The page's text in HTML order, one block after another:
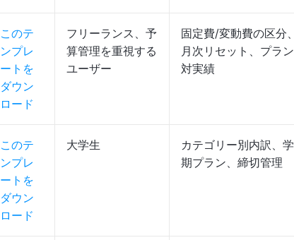
このテ
ンプレ
ートを
ダウン
ロード
フリーランス、予
算管理を重視する
ユーザー
固定費/変動費の区分、
月次リセット、プラン
対実績
このテ
ンプレ
ートを
ダウン
ロード
大学生
カテゴリー別内訳、学
期プラン、締切管理